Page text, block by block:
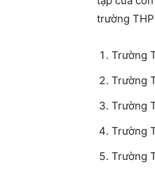
trường
Trường
Trường
Trường
Trường
Trường